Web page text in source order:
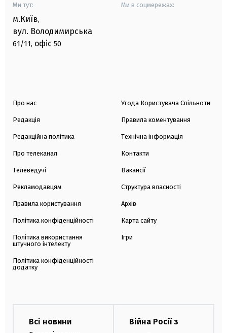
Ми тут:
м.Київ,
вул. Володимирська
61/11, офіс 50
Ми в соцмережах:
Про нас
Редакція
Редакційна політика
Про телеканал
Телеведучі
Рекламодавцям
Правила користування
Політика конфіденційності
Політика використання
штучного інтелекту
Політика конфіденційності
додатку
Угода Користувача Спільноти
Правила коментування
Технічна інформація
Контакти
Вакансії
Структура власності
Архів
Карта сайту
Ігри
Всі новини
Війна Росії з